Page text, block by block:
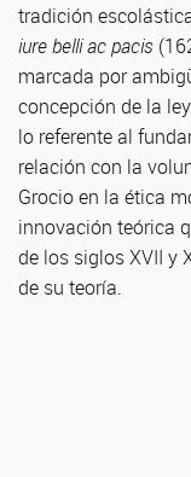
tradición
iure belli ac pacis
marcada por
concepción de la
lo referente al
relación con la
Grocio en la ética
innovación teórica
de los siglos XVII y
de su teoría.